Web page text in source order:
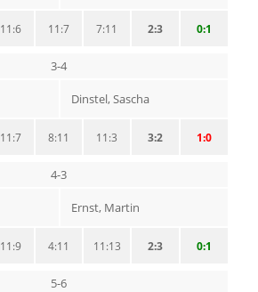
0:1
2:3
7:11
11:7
11:6
3-4
Dinstel, Sascha
1:0
3:2
11:3
8:11
11:7
4-3
Ernst, Martin
0:1
2:3
11:13
4:11
11:9
5-6